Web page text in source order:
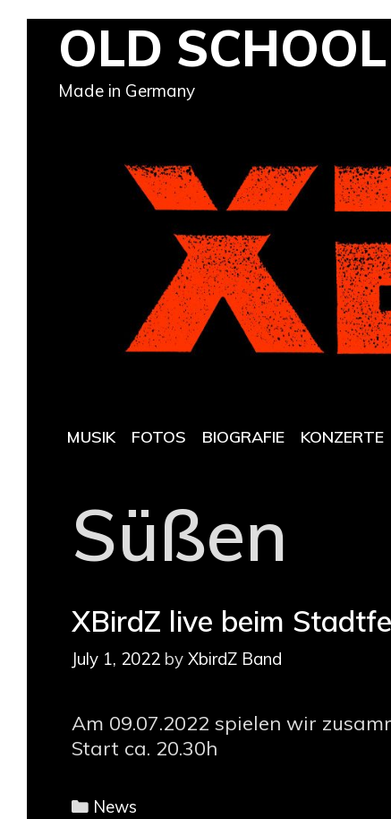
content
OLD
Made in Germany
MUSIK FOTOS BIOGRAFIE KONZERTE
Süßen
XBirdZ live beim
July 1, 2022 by XbirdZ Band
Am 09.07.2022 spielen wir
Start ca. 20.30h
Categories
News